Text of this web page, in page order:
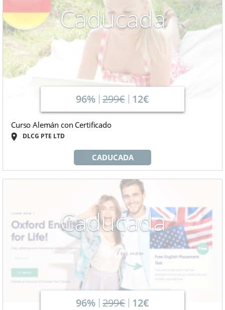
Caducada
96% 299€ 12€
Curso Alemán con Certificado
DLCG PTE LTD
CADUCADA
Caducada
96% 299€ 12€